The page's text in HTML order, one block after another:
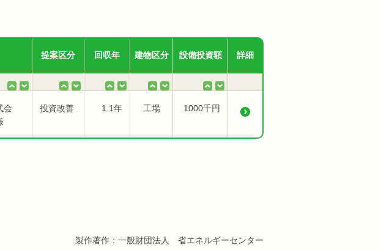
提案区分 回収年 建物区分 設備投資額 詳細
会
投資改善 1.1年 工場 1000千円
製作著作：一般財団法人 省エネルギーセンター